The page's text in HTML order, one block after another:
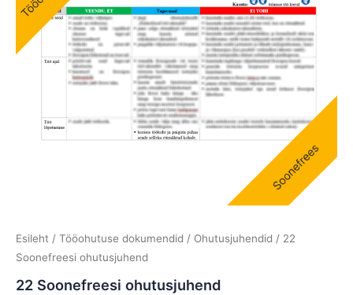
Esileht / Tööohutuse dokumendid / Ohutusjuhendid / 22
Soonefreesi ohutusjuhend
22 Soonefreesi ohutusjuhend